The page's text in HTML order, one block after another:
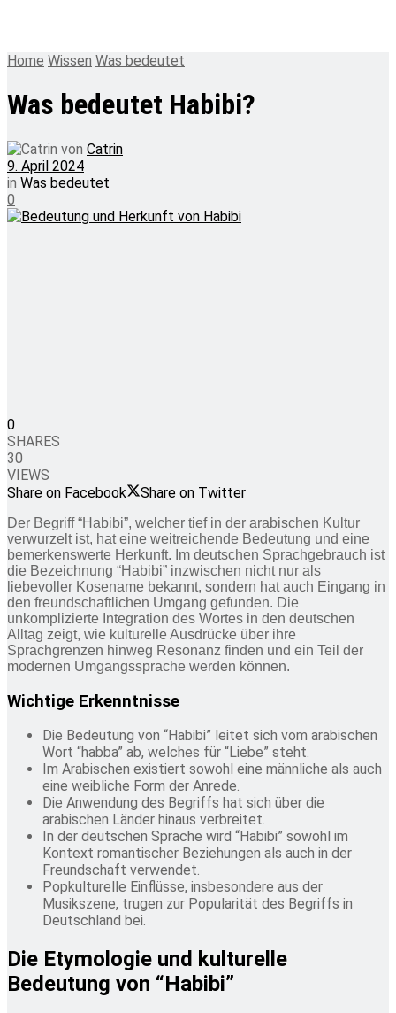
Home Wissen Was bedeutet
Was bedeutet Habibi?
von Catrin
9. April 2024
in Was bedeutet
0
0
SHARES
30
VIEWS
Share on Facebook
Share on Twitter
Der Begriff “Habibi”, welcher tief in der arabischen Kultur
verwurzelt ist, hat eine weitreichende Bedeutung und eine
bemerkenswerte Herkunft. Im deutschen Sprachgebrauch ist
die Bezeichnung “Habibi” inzwischen nicht nur als
liebevoller Kosename bekannt, sondern hat auch Eingang in
den freundschaftlichen Umgang gefunden. Die
unkomplizierte Integration des Wortes in den deutschen
Alltag zeigt, wie kulturelle Ausdrücke über ihre
Sprachgrenzen hinweg Resonanz finden und ein Teil der
modernen Umgangssprache werden können.
Wichtige Erkenntnisse
Die Bedeutung von “Habibi” leitet sich vom arabischen
Wort “habba” ab, welches für “Liebe” steht.
Im Arabischen existiert sowohl eine männliche als auch
eine weibliche Form der Anrede.
Die Anwendung des Begriffs hat sich über die
arabischen Länder hinaus verbreitet.
In der deutschen Sprache wird “Habibi” sowohl im
Kontext romantischer Beziehungen als auch in der
Freundschaft verwendet.
Popkulturelle Einflüsse, insbesondere aus der
Musikszene, trugen zur Popularität des Begriffs in
Deutschland bei.
Die Etymologie und kulturelle
Bedeutung von “Habibi”